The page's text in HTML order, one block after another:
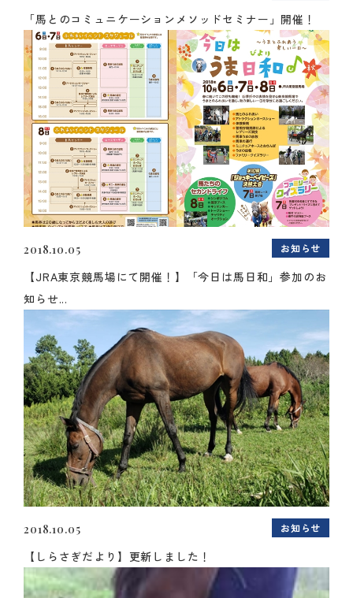
「馬とのコミュニケーションメソッドセミナー」開催！
2018.10.05 お知らせ
【JRA東京競馬場にて開催！】「今日は馬日和」参加のお
知らせ...
2018.10.05 お知らせ
【しらさぎだより】更新しました！